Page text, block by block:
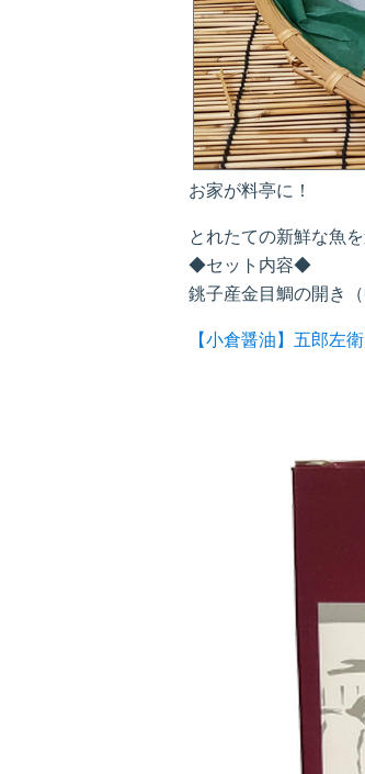
お家が料亭に！
とれたての新鮮な魚
◆セット内容◆
銚子産金目鯛の開き
【小倉醤油】五郎左